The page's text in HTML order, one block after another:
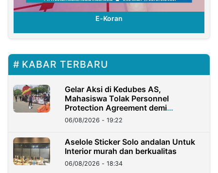
E-Koran
KABAR TERBARU
Gelar Aksi di Kedubes AS,
Mahasiswa Tolak Personnel
Protection Agreement demi
Kedaulatan Negara
06/08/2026 - 19:22
Aselole Sticker Solo andalan Untuk
Interior murah dan berkualitas
06/08/2026 - 18:34